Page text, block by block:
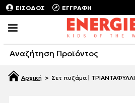
ΕΙΣΟΔΟΣ ΕΓΓΡΑΦΗ
Σετ πυζάμα | ΤΡΙΑΝΤΑΦΥΛΛΙ